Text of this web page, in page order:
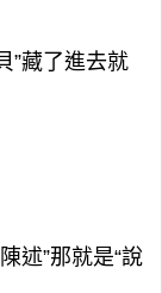
”藏了進去就
述”那就是“說